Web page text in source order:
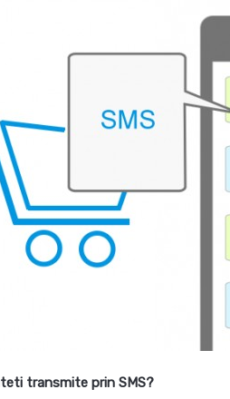
transmite prin SMS?